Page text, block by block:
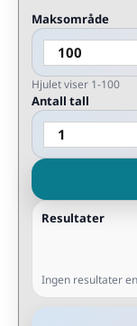
Maksområde
Hjulet viser 1-100
Antall tall
Resultater
Ingen resultater